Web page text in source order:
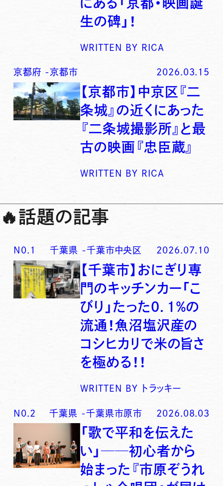
生の碑」！
WRITTEN BY RICA
京都府 -京都市 2026.03.15
【京都市】中京区『二
条城』の近くにあった
『二条城撮影所』と最
古の映画『忠臣蔵』
WRITTEN BY RICA
🔥話題の記事
N0. 1 千葉県 -千葉市中央区 2026.07.10
【千葉市】おにぎり専
門のキッチンカー「こ
びり」たった0．1％の
流通！魚沼塩沢産の
コシヒカリで米の旨さ
を極める！！
WRITTEN BY トラッキー
N0. 2 千葉県 -千葉県市原市 2026.08.03
「歌で平和を伝えた
い」──初心者から
始まった『市原ぞうれ